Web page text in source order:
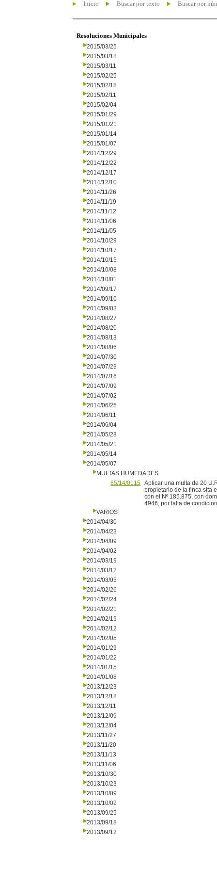
Inicio Buscar por texto Buscar por
Resoluciones Municipales
2015/03/25
2015/03/18
2015/03/11
2015/02/25
2015/02/18
2015/02/11
2015/02/04
2015/01/29
2015/01/21
2015/01/14
2015/01/07
2014/12/29
2014/12/22
2014/12/17
2014/12/10
2014/11/26
2014/11/19
2014/11/12
2014/11/06
2014/11/05
2014/10/29
2014/10/17
2014/10/15
2014/10/08
2014/10/01
2014/09/17
2014/09/10
2014/09/03
2014/08/27
2014/08/20
2014/08/13
2014/08/06
2014/07/30
2014/07/23
2014/07/16
2014/07/09
2014/07/02
2014/06/25
2014/06/11
2014/06/04
2014/05/28
2014/05/21
2014/05/14
2014/05/07
MULTAS HUMEDADES
65/14/0115 Aplicar una multa de 20
propietario de la finca sita
con el Nº 185.875, con
4946, por falta de
VARIOS
2014/04/30
2014/04/23
2014/04/09
2014/04/02
2014/03/19
2014/03/12
2014/03/05
2014/02/26
2014/02/24
2014/02/21
2014/02/19
2014/02/12
2014/02/05
2014/01/29
2014/01/22
2014/01/15
2014/01/08
2013/12/23
2013/12/18
2013/12/11
2013/12/09
2013/12/04
2013/11/27
2013/11/20
2013/11/13
2013/11/06
2013/10/30
2013/10/23
2013/10/09
2013/10/02
2013/09/25
2013/09/18
2013/09/12